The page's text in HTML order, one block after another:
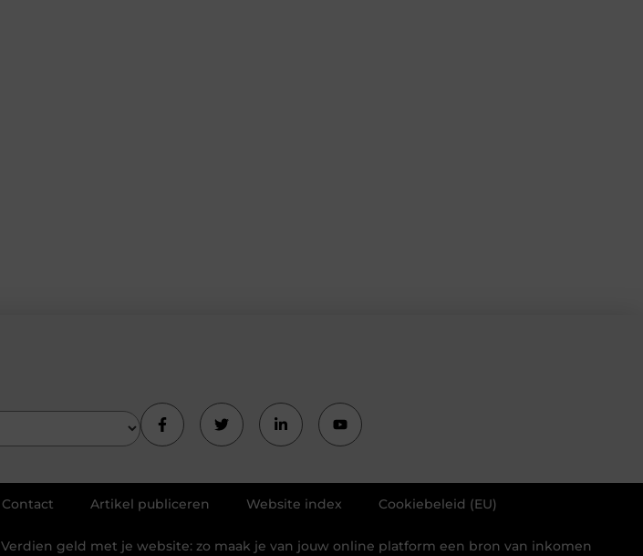
Contact Artikel publiceren Website index Cookiebeleid (EU)
Verdien geld met je website: zo maak je van jouw online platform een bron van inkomen